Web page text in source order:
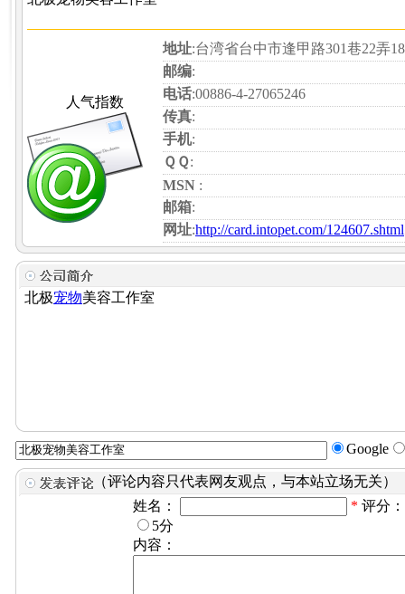
人气指数
地址:台湾省台中市逢甲路301巷22弄
邮编:
电话:00886-4-27065246
传真:
手机:
ＱＱ:
MSN :
邮箱:
网址:http://card.intopet.com/124607.shtml
北极宠物美容工作室
Google
（评论内容只代表网友观点，与本站立场无关）
姓名：
* 评分
5分
内容：